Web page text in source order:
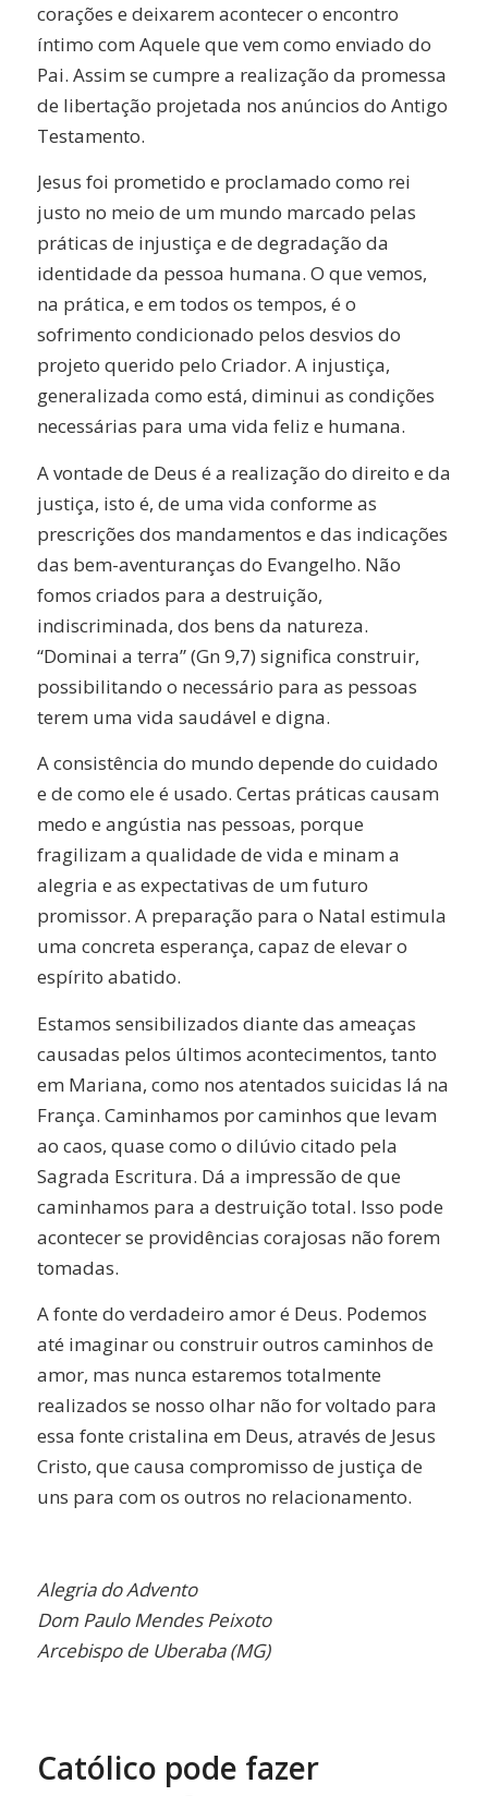
corações e deixarem acontecer o encontro
íntimo com Aquele que vem como enviado do
Pai. Assim se cumpre a realização da promessa
de libertação projetada nos anúncios do Antigo
Testamento.
Jesus foi prometido e proclamado como rei
justo no meio de um mundo marcado pelas
práticas de injustiça e de degradação da
identidade da pessoa humana. O que vemos,
na prática, e em todos os tempos, é o
sofrimento condicionado pelos desvios do
projeto querido pelo Criador. A injustiça,
generalizada como está, diminui as condições
necessárias para uma vida feliz e humana.
A vontade de Deus é a realização do direito e da
justiça, isto é, de uma vida conforme as
prescrições dos mandamentos e das indicações
das bem-aventuranças do Evangelho. Não
fomos criados para a destruição,
indiscriminada, dos bens da natureza.
“Dominai a terra” (Gn 9,7) significa construir,
possibilitando o necessário para as pessoas
terem uma vida saudável e digna.
A consistência do mundo depende do cuidado
e de como ele é usado. Certas práticas causam
medo e angústia nas pessoas, porque
fragilizam a qualidade de vida e minam a
alegria e as expectativas de um futuro
promissor. A preparação para o Natal estimula
uma concreta esperança, capaz de elevar o
espírito abatido.
Estamos sensibilizados diante das ameaças
causadas pelos últimos acontecimentos, tanto
em Mariana, como nos atentados suicidas lá na
França. Caminhamos por caminhos que levam
ao caos, quase como o dilúvio citado pela
Sagrada Escritura. Dá a impressão de que
caminhamos para a destruição total. Isso pode
acontecer se providências corajosas não forem
tomadas.
A fonte do verdadeiro amor é Deus. Podemos
até imaginar ou construir outros caminhos de
amor, mas nunca estaremos totalmente
realizados se nosso olhar não for voltado para
essa fonte cristalina em Deus, através de Jesus
Cristo, que causa compromisso de justiça de
uns para com os outros no relacionamento.
Alegria do Advento
Dom Paulo Mendes Peixoto
Arcebispo de Uberaba (MG)
Católico pode fazer